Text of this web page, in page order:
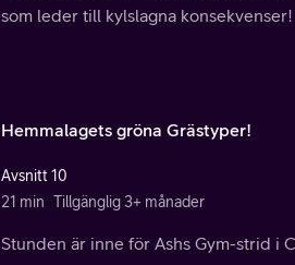
som leder till kylslagna konsekvenser!
Hemmalagets gröna Grästyper!
Avsnitt 10
21 min Tillgänglig 3+ månader
Stunden är inne för Ashs Gym-strid i